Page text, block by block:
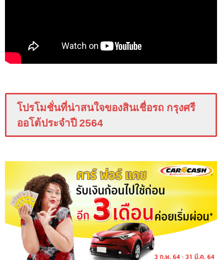
โปรโมชั่นที่น่าสนใจของสินเชื่อรถ กรุงศรี
ออโต้ประจำปี 2564